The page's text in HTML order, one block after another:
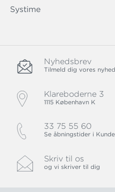
Systime
Nyhedsbrev
Tilmeld dig vores
Klareboderne 3
1115 København K
33 75 55 60
Se åbningstider i
Skriv til os
og vi skriver til dig